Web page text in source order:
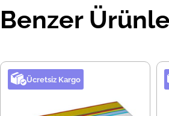
Benzer
Ücretsiz Kargo